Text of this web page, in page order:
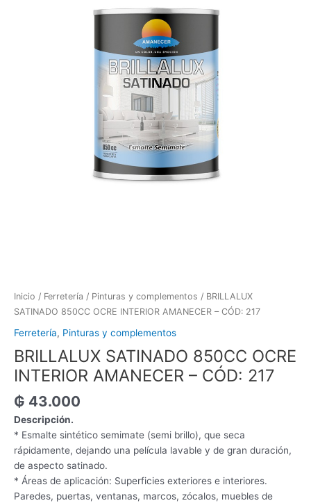
Inicio / Ferretería / Pinturas y complementos / BRILLALUX
SATINADO 850CC OCRE INTERIOR AMANECER – CÓD: 217
Ferretería, Pinturas y complementos
BRILLALUX SATINADO 850CC OCRE
INTERIOR AMANECER – CÓD: 217
₲ 43.000
Descripción.
* Esmalte sintético semimate (semi brillo), que seca
rápidamente, dejando una película lavable y de gran duración,
de aspecto satinado.
* Áreas de aplicación: Superficies exteriores e interiores.
Paredes, puertas, ventanas, marcos, zócalos, muebles de